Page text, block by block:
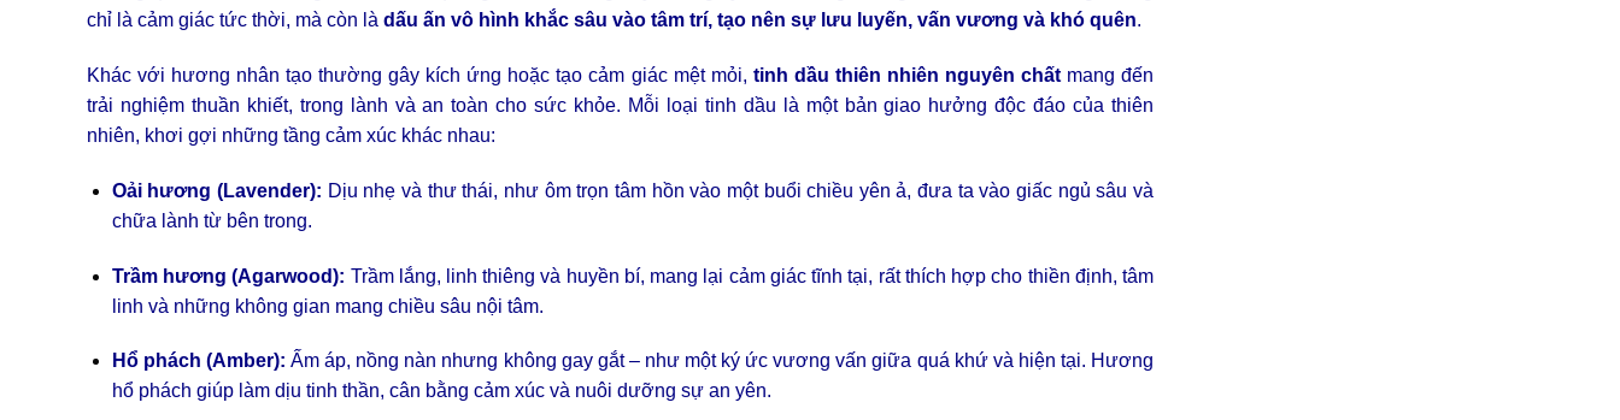
chỉ là cảm giác tức thời, mà còn là dấu ấn vô hình khắc sâu vào tâm trí, tạo nên sự lưu luyến, vấn vương và khó quên.
Khác với hương nhân tạo thường gây kích ứng hoặc tạo cảm giác mệt mỏi, tinh dầu thiên nhiên nguyên chấtmang đến
trải nghiệm thuần khiết, trong lành và an toàn cho sức khỏe. Mỗi loại tinh dầu là một bản giao hưởng độc đáo của thiên
nhiên, khơi gợi những tầng cảm xúc khác nhau:
Oải hương (Lavender): Dịu nhẹ và thư thái, như ôm trọn tâm hồn vào một buổi chiều yên ả, đưa ta vào giấc ngủ sâu và
chữa lành từ bên trong.
Trầm hương (Agarwood): Trầm lắng, linh thiêng và huyền bí, mang lại cảm giác tĩnh tại, rất thích hợp cho thiền định, tâm
linh và những không gian mang chiều sâu nội tâm.
Hổ phách (Amber): Ấm áp, nồng nàn nhưng không gay gắt – như một ký ức vương vấn giữa quá khứ và hiện tại. Hương
hổ phách giúp làm dịu tinh thần, cân bằng cảm xúc và nuôi dưỡng sự an yên.